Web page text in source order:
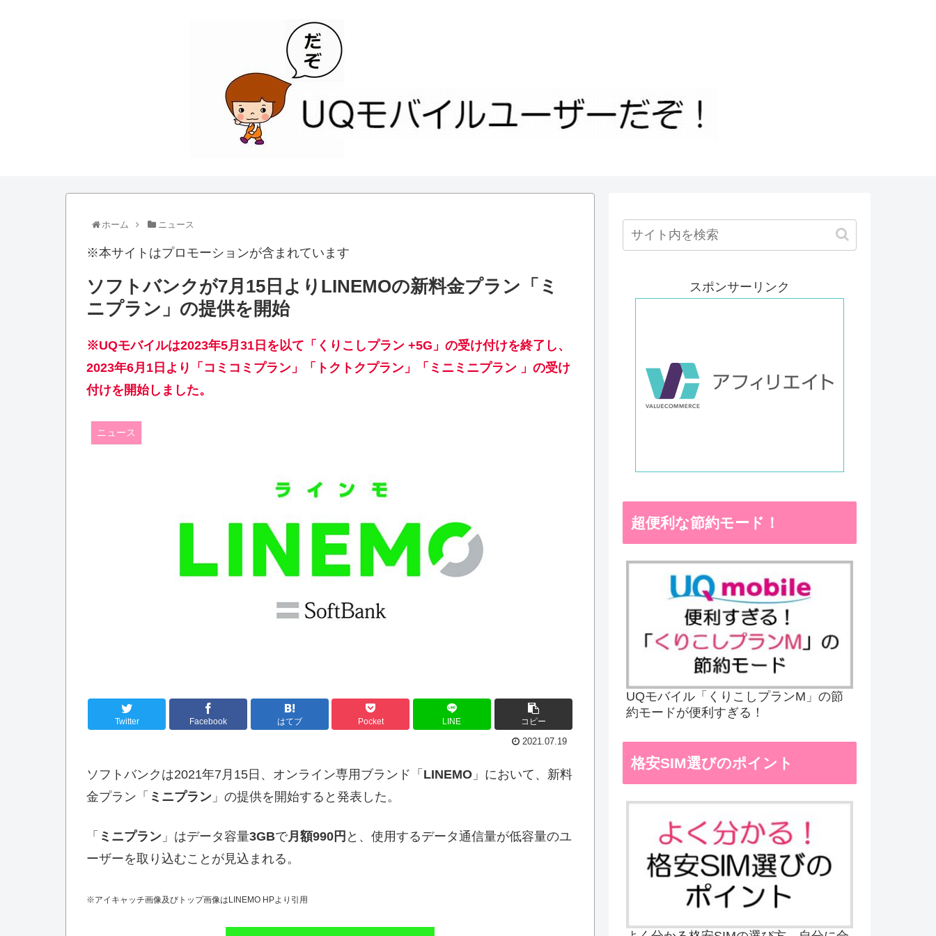
ホーム ニュース
※本サイトはプロモーションが含まれています
ソフトバンクが7月15日よりLINEMOの新料金プラン「ミ
ニプラン」の提供を開始
※UQモバイルは2023年5月31日を以て「くりこしプラン +5G」の受け付けを終了し、
2023年6月1日より「コミコミプラン」「トクトクプラン」「ミニミニプラン 」の受け
付けを開始しました。
ニュース
Twitter Facebook はてブ Pocket LINE コピー
2021.07.19
ソフトバンクは2021年7月15日、オンライン専用ブランド「 LINEMO 」において、新料
金プラン「 ミニプラン 」の提供を開始すると発表した。
「 ミニプラン 」はデータ容量3GBで月額990円 と、使用するデータ通信量が低容量のユ
ーザーを取り込むことが見込まれる。
※アイキャッチ画像及びトップ画像はLINEMO HPより引用
スポンサーリンク
超便利な節約モード！
UQモバイル「くりこしプランM」の節
約モードが便利すぎる！
格安SIM選びのポイント